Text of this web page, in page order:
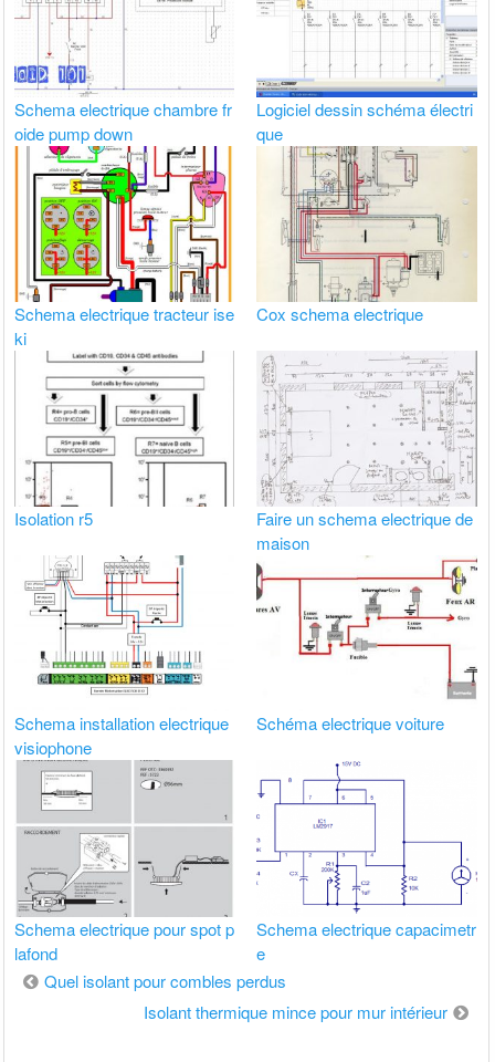
Schema electrique chambre fr
oide pump down
Logiciel dessin schéma électri
que
Schema electrique tracteur ise
ki
Cox schema electrique
Isolation r5
Faire un schema electrique de
maison
Schema installation electrique
visiophone
Schéma electrique voiture
Schema electrique pour spot p
lafond
Schema electrique capacimetr
e
Navigation
Quel isolant pour combles perdus
Isolant thermique mince pour mur intérieur